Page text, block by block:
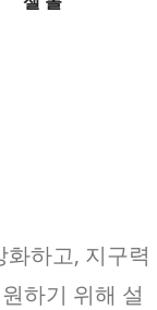
하고, 지구력
하기 위해 설